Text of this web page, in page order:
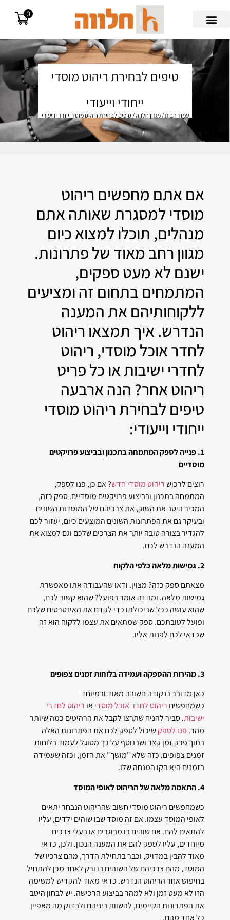
0
טיפים לבחירת ריהוט מוסדי
ייחודי וייעודי
עמוד הבית /מגזין חלווה/ טיפים לבחירת ריהוט מוסדי ייחודי וייעודי
אם אתם מחפשים ריהוט
מוסדי למסגרת שאותה אתם
מנהלים, תוכלו למצוא כיום
מגוון רחב מאוד של פתרונות.
ישנם לא מעט ספקים,
המתמחים בתחום זה ומציעים
ללקוחותיהם את המענה
הנדרש. איך תמצאו ריהוט
לחדר אוכל מוסדי, ריהוט
לחדרי ישיבות או כל פריט
ריהוט אחר? הנה ארבעה
טיפים לבחירת ריהוט מוסדי
ייחודי וייעודי:
1. פנייה לספק המתמחה בתכנון ובביצוע פרויקטים
מוסדיים
רוצים לרכושריהוט מוסדי חדש? אם כן, פנו לספק,
המתמחה בתכנון ובביצוע פרויקטים מוסדיים. ספק כזה,
המכיר היטב את השוק, את צרכיהם של המוסדות השונים
ובעיקר גם את הפתרונות השונים המוצעים כיום, יעזור לכם
להגדיר בצורה טובה יותר את הצרכים שלכם וגם למצוא את
המענה הנדרש לכם.
2. גמישות מלאה כלפי הלקוח
מצאתם ספק כזה? מצוין. ודאו שהעבודה אתו מאפשרת
גמישות מלאה. ומה זה אומר בפועל? שהוא קשוב לכם,
שהוא עושה ככל שביכולתו כדי לקדם את האינטרסים שלכם
ופועל לטובתכם. ספק שמתאים את עצמו ללקוח הוא זה
שכדאי לכם לפנות אליו.
3. מהירות ההספקה ועמידה בלוחות זמנים צפופים
כאן מדובר בנקודה חשובה מאוד ובמיוחד
כשמחפשים ריהוט לחדר אוכל מוסדיאו ריהוט לחדרי
ישיבות. סביר להניח שתרצו לקבל את הרהיטים כמה שיותר
מהר. פנו לספקשיכול לספק לכם את הפתרונות האלה
בתוך פרק זמן קצר ושבנוסף על כך מסוגל לעמוד בלוחות
זמנים צפופים. כזה שלא "מושך" את הזמן, וכזה שעמידה
בזמנים היא הקו המנחה שלו.
4. התאמה מלאה של הריהוט לאופי המוסד
כשמחפשים ריהוט מוסדי חשוב שהריהוט הנבחר יתאים
לאופי המוסד עצמו. אם זה מוסד שבו שוהים ילדים, עליו
להתאים להם. אם שוהים בו מבוגרים או בעלי צרכים
מיוחדים, עליו לספק להם את המענה הנכון. ולכן, כדאי
מאוד להבין במדויק, וכבר בתחילת הדרך, מהם צרכיו של
המוסד, מהם צרכיהם של השוהים בו ורק לאחר מכן להתחיל
בחיפוש אחר הריהוט הנדרש. כדאי מאוד להקדיש למשימה
הזו לא מעט זמן ולא למהר בביצוע הרכישה. יש לבחון היטב
את הפתרונות הקיימים, להשוות ביניהם ולבדוק מה מאפיין
כל אחד מהם.